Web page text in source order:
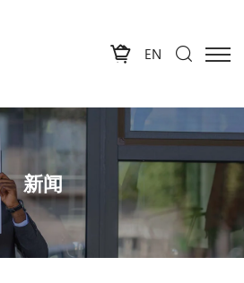
EN
新闻